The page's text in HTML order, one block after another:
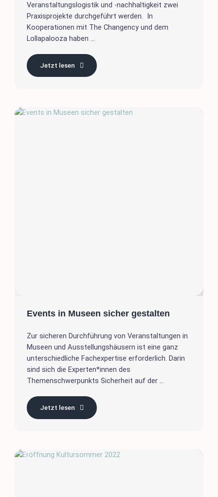
Veranstaltungslogistik und -nachhaltigkeit zwei
Praxisprojekte durchgeführt werden. In
Kooperationen mit The Changency und dem
Lollapalooza haben ...
Jetzt lesen
Events in Museen sicher gestalten
Zur sicheren Durchführung von Veranstaltungen in
Museen und Ausstellungshäusern ist eine ganz
unterschiedliche Fachexpertise erforderlich. Darin
sind sich die Experten*innen des
Themenschwerpunkts Sicherheit auf der ...
Jetzt lesen